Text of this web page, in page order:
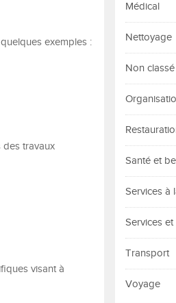
exemples :
des travaux
visant à
Médical
Nettoyage
Non classé
Santé et
Services à
Services
Transport
Voyage